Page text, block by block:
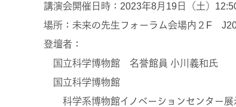
講演会開催日時：2023年8月19日（土）
場所：未来の先生フォーラム会場内２F
登壇者：
国立科学博物館 名誉館員 小川義和氏
国立科学博物館
科学系博物館イノベーションセンター展